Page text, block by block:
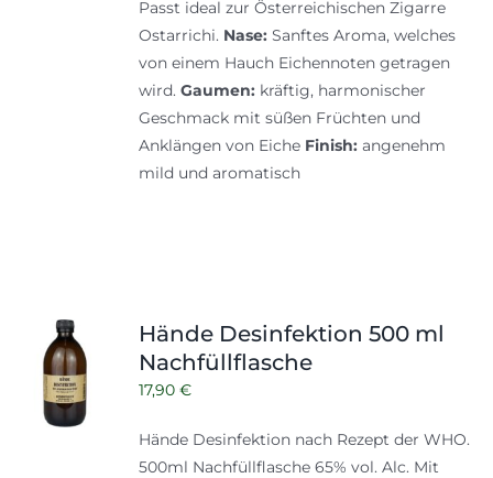
Passt ideal zur Österreichischen Zigarre
Ostarrichi. Nase:Sanftes Aroma, welches
von einem Hauch Eichennoten getragen
wird. Gaumen:kräftig, harmonischer
Geschmack mit süßen Früchten und
Anklängen von Eiche Finish:angenehm
mild und aromatisch
Hände Desinfektion 500 ml
Nachfüllflasche
17,90 €
Hände Desinfektion nach Rezept der WHO.
500ml Nachfüllflasche65% vol. Alc. Mit